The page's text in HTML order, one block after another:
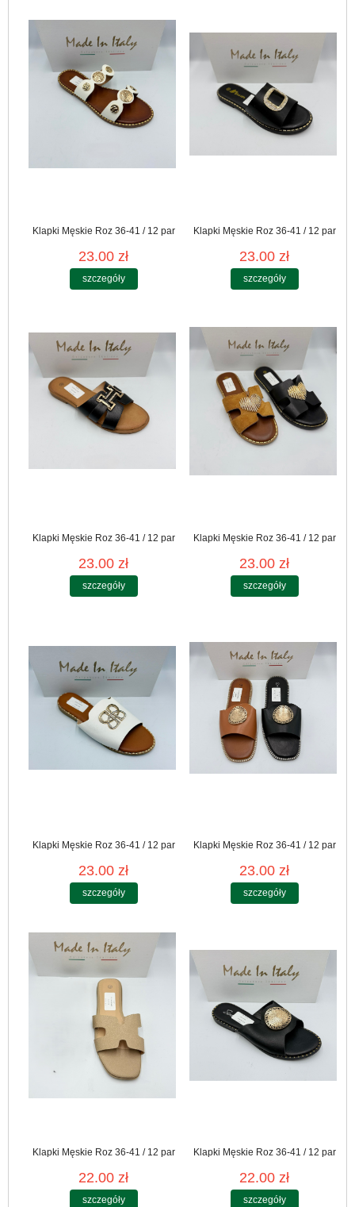
Klapki Męskie Roz 36-41 / 12 par
23.00 zł
szczegóły
Klapki Męskie Roz 36-41 / 12 par
23.00 zł
szczegóły
Klapki Męskie Roz 36-41 / 12 par
23.00 zł
szczegóły
Klapki Męskie Roz 36-41 / 12 par
23.00 zł
szczegóły
Klapki Męskie Roz 36-41 / 12 par
23.00 zł
szczegóły
Klapki Męskie Roz 36-41 / 12 par
23.00 zł
szczegóły
Klapki Męskie Roz 36-41 / 12 par
22.00 zł
szczegóły
Klapki Męskie Roz 36-41 / 12 par
22.00 zł
szczegóły